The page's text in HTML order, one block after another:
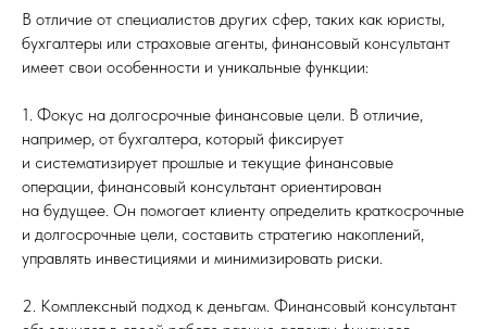
В отличие от специалистов других сфер, таких как юристы,
бухгалтеры или страховые агенты, финансовый консультант
имеет свои особенности и уникальные функции:
1. Фокус на долгосрочные финансовые цели. В отличие,
например, от бухгалтера, который фиксирует
и систематизирует прошлые и текущие финансовые
операции, финансовый консультант ориентирован
на будущее. Он помогает клиенту определить краткосрочные
и долгосрочные цели, составить стратегию накоплений,
управлять инвестициями и минимизировать риски.
2. Комплексный подход к деньгам. Финансовый консультант